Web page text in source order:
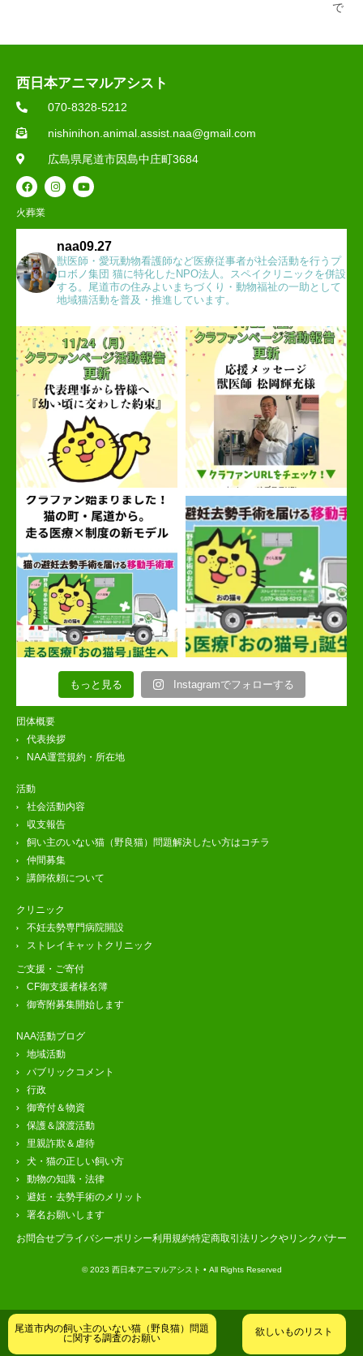
で
西日本アニマルアシスト
070-8328-5212
nishinihon.animal.assist.naa@gmail.com
広島県尾道市因島中庄町3684
火葬業
naa09.27
獣医師・愛玩動物看護師など医療従事者が社会活動を行うプ
ロボノ集団 猫に特化したNPO法人。スペイクリニックを併設
する。尾道市の住みよいまちづくり・動物福祉の一助として
地域猫活動を普及・推進しています。
もっと見る Instagramでフォローする
団体概要
代表挨拶
NAA運営規約・所在地
活動
社会活動内容
収支報告
飼い主のいない猫（野良猫）問題解決したい方はコチラ
仲間募集
講師依頼について
クリニック
不妊去勢専門病院開設
ストレイキャットクリニック
ご支援・ご寄付
CF御支援者様名簿
御寄附募集開始します
NAA活動ブログ
地域活動
パブリックコメント
行政
御寄付＆物資
保護＆譲渡活動
里親詐欺＆虐待
犬・猫の正しい飼い方
動物の知識・法律
避妊・去勢手術のメリット
署名お願いします
お問合せプライバシーポリシー利用規約特定商取引法リンクやリンクバナー
© 2023 西日本アニマルアシスト • All Rights Reserved
尾道市内の飼い主のいない猫（野良猫）問題
に関する調査のお願い
欲しいものリスト